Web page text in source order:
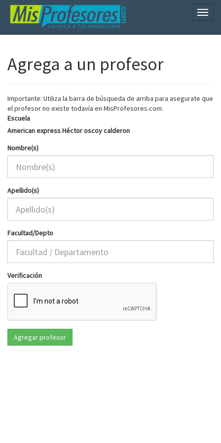
Agrega a un profesor
Importante: Utiliza la barra de búsqueda de arriba para asegurate que
el profesor no existe todavía en MisProfesores.com.
Escuela
American express Héctor oscoy calderon
Nombre(s)
Apellido(s)
Facultad/Depto
Verificación